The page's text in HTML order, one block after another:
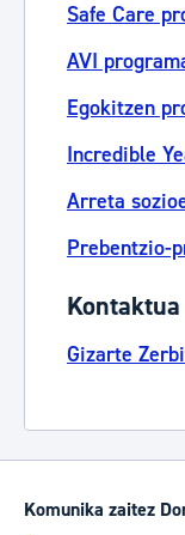
Safe Care
AVI
Egokitzen
Incredible
Arreta
Prebentzio-
Kontaktua
Gizarte
Komunika zaitez